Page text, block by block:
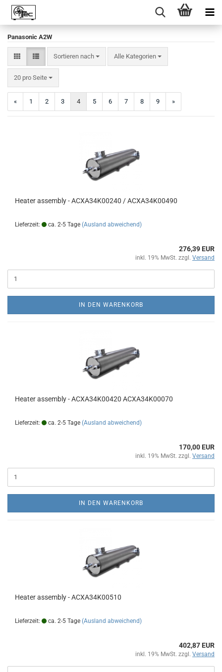
Panasonic A2W
Sortieren nach
Sortieren nach Alle Kategorien
20 pro Seite
pro Seite
« 1 2 3 4 5 6 7 8 9 »
Heater assembly - ACXA34K00240 / ACXA34K00490
Lieferzeit: ca. 2-5 Tage (Ausland abweichend)
276,39 EUR
inkl. 19% MwSt. zzgl. Versand
IN DEN WARENKORB
Heater assembly - ACXA34K00420 ACXA34K00070
Lieferzeit: ca. 2-5 Tage (Ausland abweichend)
170,00 EUR
inkl. 19% MwSt. zzgl. Versand
IN DEN WARENKORB
Heater assembly - ACXA34K00510
Lieferzeit: ca. 2-5 Tage (Ausland abweichend)
402,87 EUR
inkl. 19% MwSt. zzgl. Versand